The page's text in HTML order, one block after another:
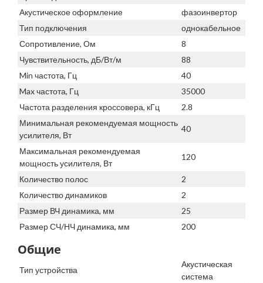
Акустическое оформление
фазоинвертор
Тип подключения
однокабельное
Сопротивление, Ом
8
Чувствительность, дБ/Вт/м
88
Min частота, Гц
40
Max частота, Гц
35000
Частота разделения кроссовера, кГц
2.8
Минимальная рекомендуемая мощность
усилителя, Вт
40
Максимальная рекомендуемая
мощность усилителя, Вт
120
Количество полос
2
Количество динамиков
2
Размер ВЧ динамика, мм
25
Размер СЧ/НЧ динамика, мм
200
Общие
Тип устройства
Акустическая
система